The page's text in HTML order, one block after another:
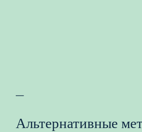
—
Альтернативные